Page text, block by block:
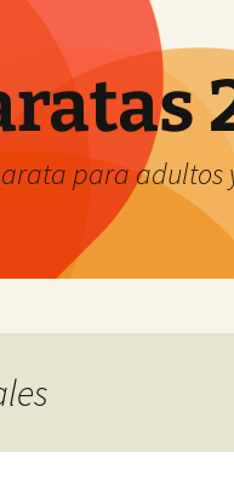
para adultos